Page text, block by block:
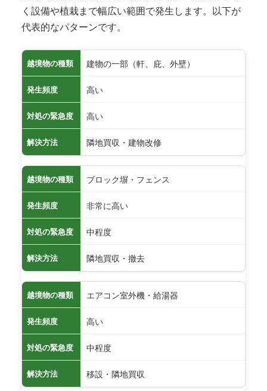
く設備や植栽まで幅広い範囲で発生します。以下が
代表的なパターンです。
越境物の種類 建物の一部（軒、庇、外壁）
発生頻度 高い
対処の緊急度 高い
解決方法 隣地買収・建物改修
越境物の種類 ブロック塀・フェンス
発生頻度 非常に高い
対処の緊急度 中程度
解決方法 隣地買収・撤去
越境物の種類 エアコン室外機・給湯器
発生頻度 高い
対処の緊急度 中程度
解決方法 移設・隣地買収